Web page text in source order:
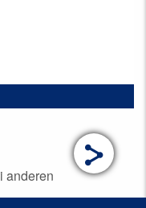
anderen